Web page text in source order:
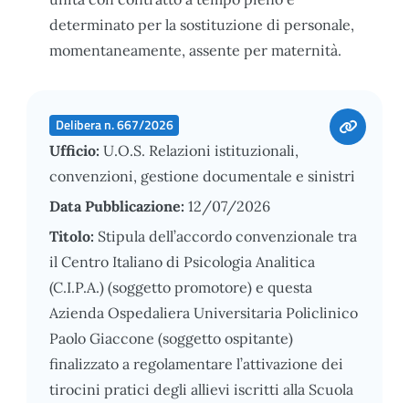
determinato per la sostituzione di personale,
momentaneamente, assente per maternità.
Delibera n. 667/2026
Ufficio: U.O.S. Relazioni istituzionali,
convenzioni, gestione documentale e sinistri
Data Pubblicazione: 12/07/2026
Titolo: Stipula dell’accordo convenzionale tra
il Centro Italiano di Psicologia Analitica
(C.I.P.A.) (soggetto promotore) e questa
Azienda Ospedaliera Universitaria Policlinico
Paolo Giaccone (soggetto ospitante)
finalizzato a regolamentare l’attivazione dei
tirocini pratici degli allievi iscritti alla Scuola